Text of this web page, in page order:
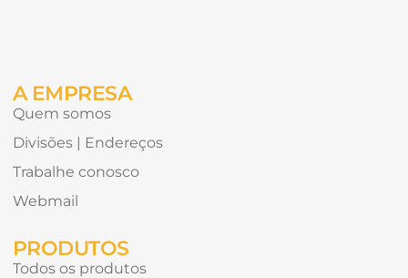
A EMPRESA
Quem somos
Divisões | Endereços
Trabalhe conosco
Webmail
PRODUTOS
Todos os produtos